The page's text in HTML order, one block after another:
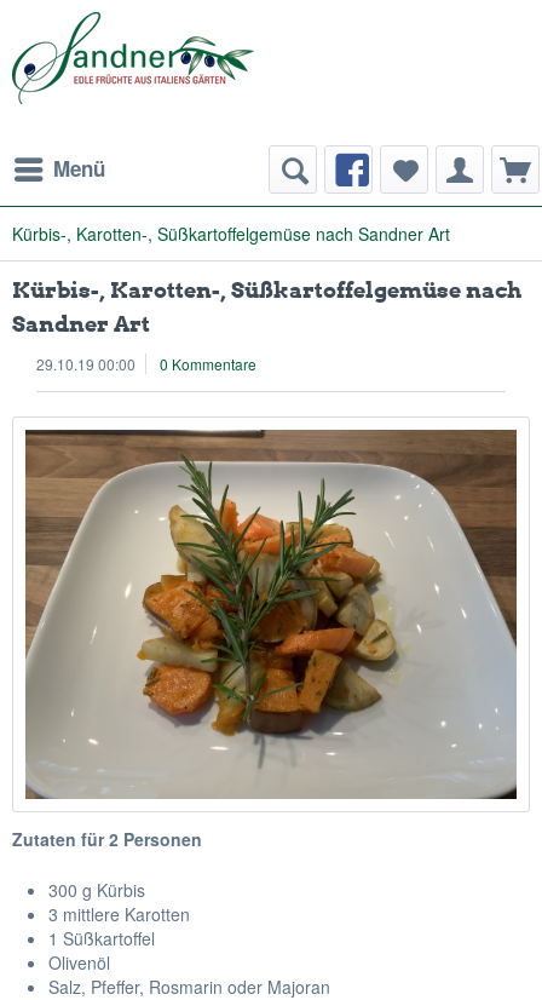
Menü
Kürbis-, Karotten-, Süßkartoffelgemüse nach Sandner Art
Kürbis-, Karotten-, Süßkartoffelgemüse nach
Sandner Art
29.10.19 00:00 0 Kommentare
Zutaten für 2 Personen
300 g Kürbis
3 mittlere Karotten
1 Süßkartoffel
Olivenöl
Salz, Pfeffer, Rosmarin oder Majoran